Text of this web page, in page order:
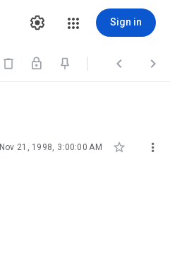
Sign in
  
Nov 21, 1998, 3:00:00 AM  